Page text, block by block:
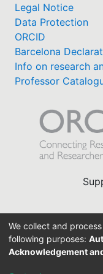
Legal Notice
Data Protection
ORCID
Barcelona
Info on research
Professor
We collect and
following purposes:
Acknowledgement